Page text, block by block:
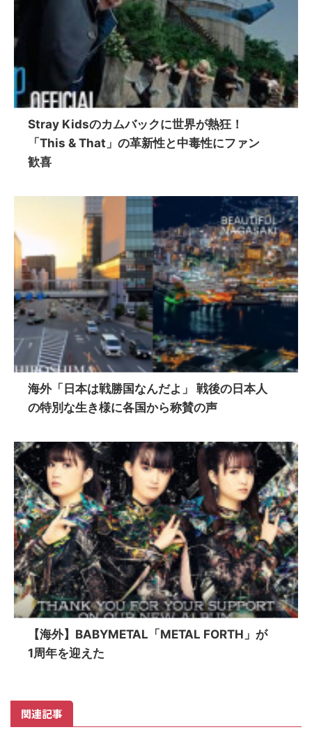
Stray Kidsのカムバックに世界が熱狂！
「This & That」の革新性と中毒性にファン
歓喜
海外「日本は戦勝国なんだよ」 戦後の日本人
の特別な生き様に各国から称賛の声
【海外】BABYMETAL「METAL FORTH」が
1周年を迎えた
関連記事